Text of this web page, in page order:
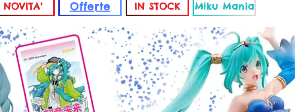
NOVITA' Offerte IN STOCK Miku Mania